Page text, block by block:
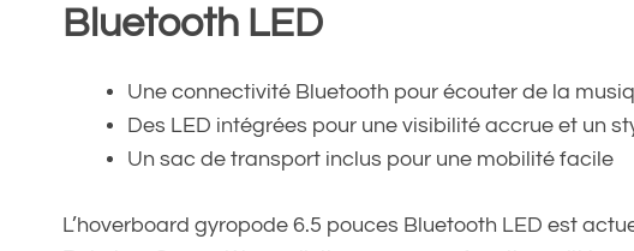
Bluetooth LED
Une connectivité Bluetooth pour écouter de la
Des LED intégrées pour une visibilité accrue et un
Un sac de transport inclus pour une mobilité facile
L’hoverboard gyropode 6.5 pouces Bluetooth LED est